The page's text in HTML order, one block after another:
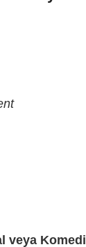
veya Komedi